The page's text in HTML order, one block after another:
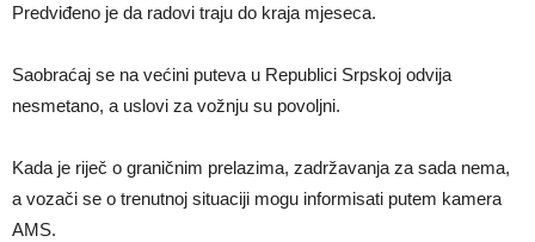
Predviđeno je da radovi traju do kraja mjeseca.
Saobraćaj se na većini puteva u Republici Srpskoj odvija
nesmetano, a uslovi za vožnju su povoljni.
Kada je riječ o graničnim prelazima, zadržavanja za sada nema,
a vozači se o trenutnoj situaciji mogu informisati putem kamera
AMS.